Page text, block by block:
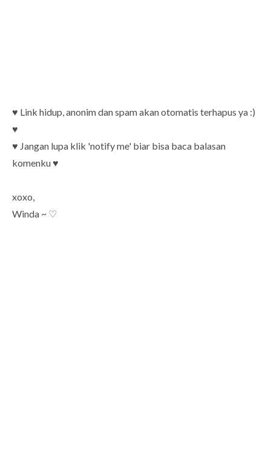
♥ Link hidup, anonim dan spam akan otomatis terhapus ya :)
♥
♥ Jangan lupa klik 'notify me' biar bisa baca balasan
komenku ♥
xoxo,
Winda ~ ♡